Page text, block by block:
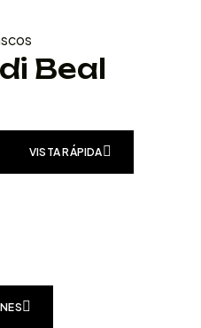
Beal
VISTA RÁPIDA